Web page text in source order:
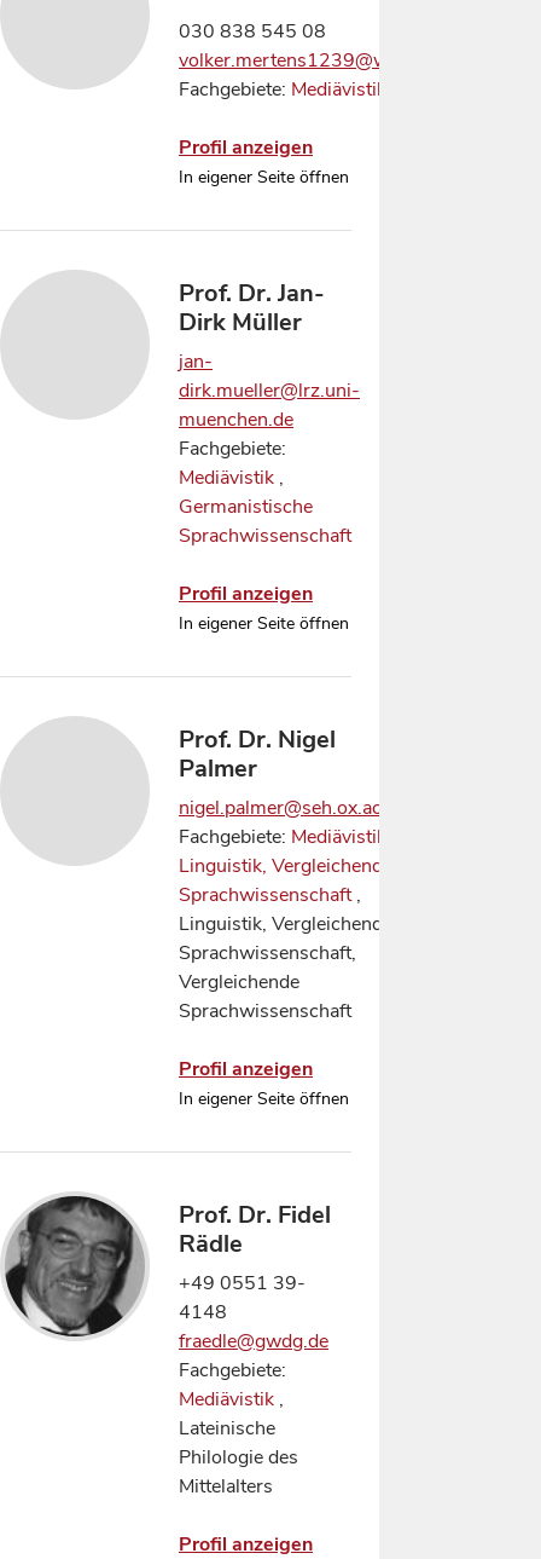
030 838 545 08
volker.mertens1239@web.de
Fachgebiete: Mediävistik
Profil anzeigen
In eigener Seite öffnen
Prof. Dr. Jan-
Dirk Müller
jan-
dirk.mueller@lrz.uni-
muenchen.de
Fachgebiete:
Mediävistik ,
Germanistische
Sprachwissenschaft
Profil anzeigen
In eigener Seite öffnen
Prof. Dr. Nigel
Palmer
nigel.palmer@seh.ox.ac.uk
Fachgebiete: Mediävistik
Linguistik, Vergleichende
Sprachwissenschaft,
Linguistik, Vergleichende
Sprachwissenschaft,
Vergleichende
Sprachwissenschaft
Profil anzeigen
In eigener Seite öffnen
Prof. Dr. Fidel
Rädle
+49 0551 39-
4148
fraedle@gwdg.de
Fachgebiete:
Mediävistik ,
Lateinische
Philologie des
Mittelalters
Profil anzeigen